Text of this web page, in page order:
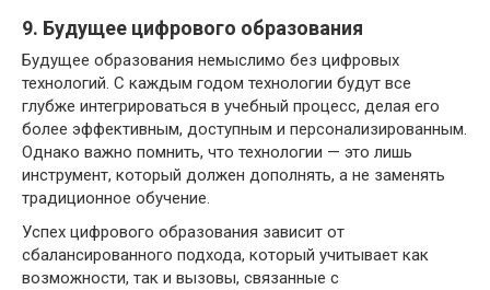
9. Будущее цифрового образования
Будущее образования немыслимо без цифровых
технологий. С каждым годом технологии будут все
глубже интегрироваться в учебный процесс, делая его
более эффективным, доступным и персонализированным.
Однако важно помнить, что технологии — это лишь
инструмент, который должен дополнять, а не заменять
традиционное обучение.
Успех цифрового образования зависит от
сбалансированного подхода, который учитывает как
возможности, так и вызовы, связанные с